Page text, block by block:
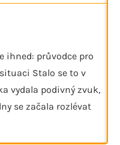
ihned: průvodce pro
Stalo se to v
vydala podivný zvuk,
se začala rozlévat